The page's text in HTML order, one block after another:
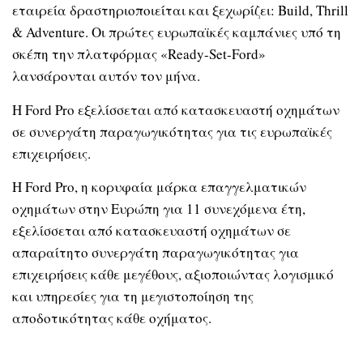
εταιρεία δραστηριοποιείται και ξεχωρίζει: Build, Thrill
& Adventure. Οι πρώτες ευρωπαϊκές καμπάνιες υπό τη
σκέπη την πλατφόρμας «Ready-Set-Ford»
λανσάρονται αυτόν τον μήνα.
Η Ford Pro εξελίσσεται από κατασκευαστή οχημάτων
σε συνεργάτη παραγωγικότητας για τις ευρωπαϊκές
επιχειρήσεις.
Η Ford Pro, η κορυφαία μάρκα επαγγελματικών
οχημάτων στην Ευρώπη για 11 συνεχόμενα έτη,
εξελίσσεται από κατασκευαστή οχημάτων σε
απαραίτητο συνεργάτη παραγωγικότητας για
επιχειρήσεις κάθε μεγέθους, αξιοποιώντας λογισμικό
και υπηρεσίες για τη μεγιστοποίηση της
αποδοτικότητας κάθε οχήματος.